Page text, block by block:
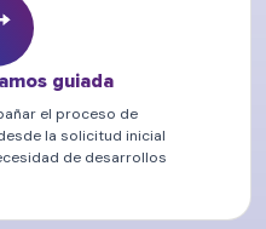
guiada
el proceso de
la solicitud inicial
de desarrollos